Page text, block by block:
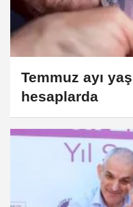
Temmuz ayı
hesaplarda